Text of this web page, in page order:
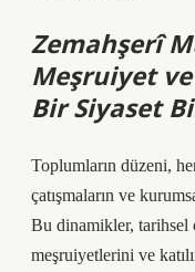
Zemahşerî
Meşruiyet
Bir Siyaset
Toplumların düzeni,
çatışmaların ve
Bu dinamikler, tarihsel
meşruiyetlerini ve